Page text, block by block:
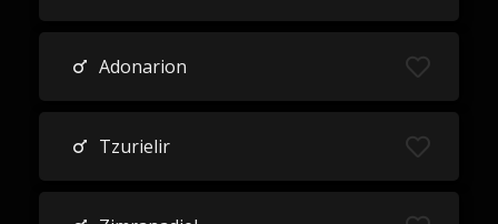
Adonarion
Tzurielir